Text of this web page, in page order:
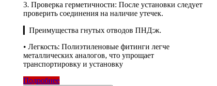
3. Проверка герметичности: После установки следует
проверить соединения на наличие утечек.
▎Преимущества гнутых отводов ПНД:ж.
• Легкость: Полиэтиленовые фитинги легче
металлических аналогов, что упрощает
транспортировку и установку
Подробнее